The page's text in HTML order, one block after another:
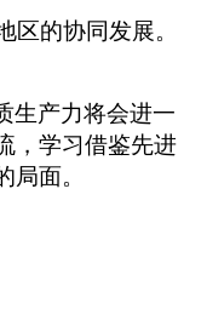
的协同发展。
生产力将会进一
，学习借鉴先进
面。